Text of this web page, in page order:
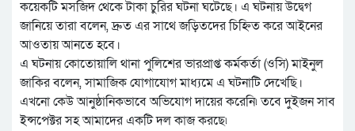
কয়েকটি মসজিদ থেকে টাকা চুরির ঘটনা ঘটেছে। এ ঘটনায় উদ্বেগ
জানিয়ে তারা বলেন, দ্রুত এর সাথে জড়িতদের চিহ্নিত করে আইনের
আওতায় আনতে হবে।
এ ঘটনায় কোতোয়ালি থানা পুলিশের ভারপ্রাপ্ত কর্মকর্তা (ওসি) মাইনুল
জাকির বলেন, সামাজিক যোগাযোগ মাধ্যমে এ ঘটনাটি দেখেছি।
এখনো কেউ আনুষ্ঠানিকভাবে অভিযোগ দায়ের করেনি৷ তবে দুইজন সাব
ইন্সপেক্টর সহ আমাদের একটি দল কাজ করছে৷